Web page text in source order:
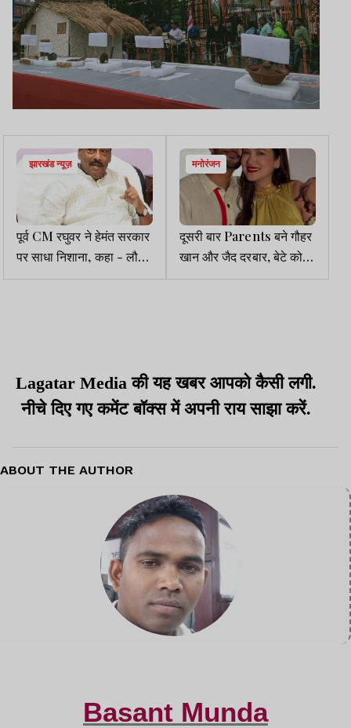
झारखंड न्यूज़
पूर्व CM रघुवर ने हेमंत सरकार
पर साधा निशाना, कहा - लौट
कर बुद्धू घर को आए
मनोरंजन
दूसरी बार Parents बने गौहर
खान और जैद दरबार, बेटे को
दिया जन्म
Lagatar Media की यह खबर आपको कैसी लगी.
नीचे दिए गए कमेंट बॉक्स में अपनी राय साझा करें.
ABOUT THE AUTHOR
Basant Munda